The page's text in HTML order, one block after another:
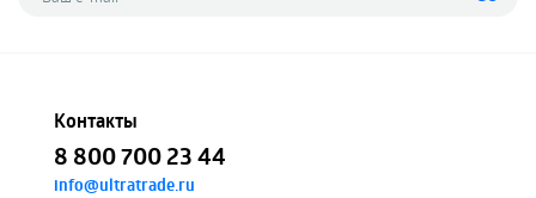
Контакты
8 800 700 23 44
info@ultratrade.ru